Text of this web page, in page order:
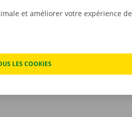
et améliorer votre expérience de
LES COOKIES